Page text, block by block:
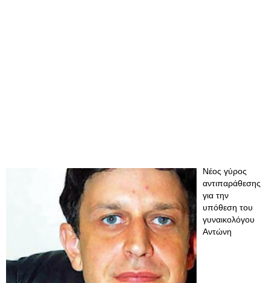
Νέος γύρος
αντιπαράθεσης
για την
υπόθεση του
γυναικολόγου
Αντώνη